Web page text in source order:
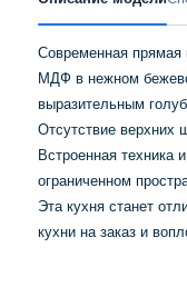
Современная прямая
МДФ в нежном
выразительным
Отсутствие верхних
Встроенная техника
ограниченном
Эта кухня станет
кухни на заказ и